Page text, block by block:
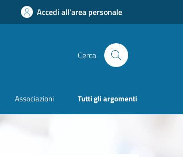
Accedi all'area personale
Cerca
Associazioni Tutti gli argomenti